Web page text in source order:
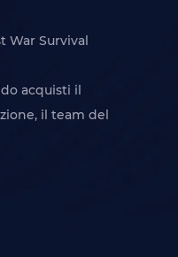
War Survival
acquisti il
il team del